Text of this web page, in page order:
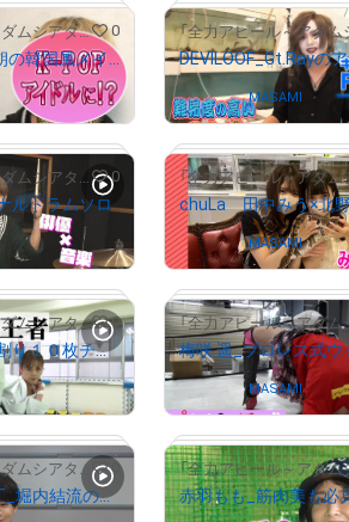
# 273/2000
# 1351/2000
「全力アピール～アダムシアター～」NFTストア 0
DEVILOOF_Gt.愛朔の韓国風メイク自撮り写真
Owned byMASAMI
# 1198/2000
「全力アピール～アダムシアター～」NFTストア 0
ルドラムソロ
Owned byMASAMI
# 1651/2000
「全力アピール～アダムシアター～」NFTストア 0
長野じゅりあ_板割り１０枚チャレンジ！
Owned by MASAMI
「全力アピール～アダムシアター～」NFTストア 0
THE SUPER FRUIT_堀内結流の特別パフォーマンスが到着！